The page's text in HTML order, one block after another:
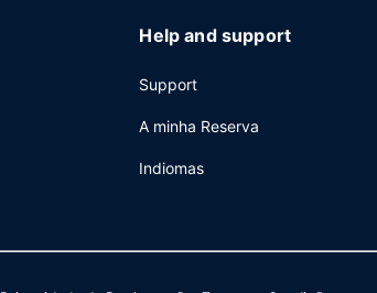
Help and support
Support
A minha Reserva
Indiomas